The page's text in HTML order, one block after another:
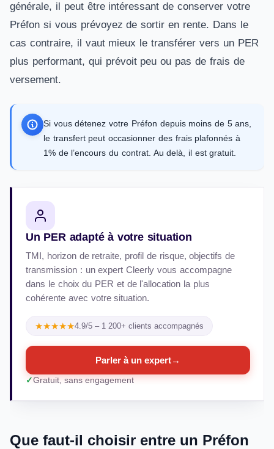
générale, il peut être intéressant de conserver votre
Préfon si vous prévoyez de sortir en rente. Dans le
cas contraire, il vaut mieux le transférer vers un PER
plus performant, qui prévoit peu ou pas de frais de
versement.
Si vous détenez votre Préfon depuis moins de 5 ans,
le transfert peut occasionner des frais plafonnés à
1% de l’encours du contrat. Au delà, il est gratuit.
Un PER adapté à votre situation
TMI, horizon de retraite, profil de risque, objectifs de
transmission : un expert Cleerly vous accompagne
dans le choix du PER et de l'allocation la plus
cohérente avec votre situation.
★★★★★4.9/5 – 1 200+ clients accompagnés
Parler à un expert→
Gratuit, sans engagement
Que faut-il choisir entre un Préfon